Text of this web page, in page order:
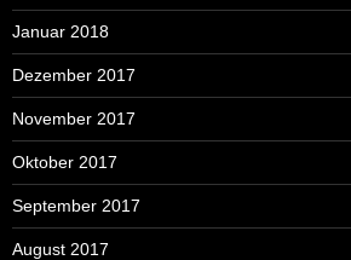
Januar 2018
Dezember 2017
November 2017
Oktober 2017
September 2017
August 2017